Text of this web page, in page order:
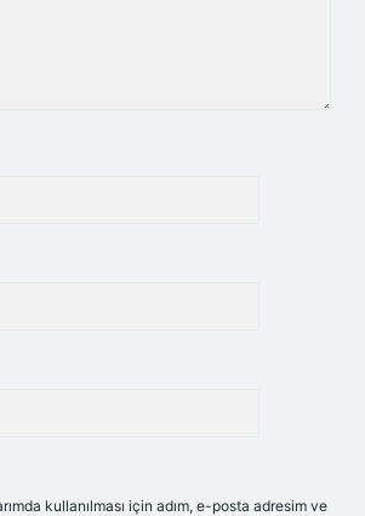
kullanılması için adım, e-posta adresim ve